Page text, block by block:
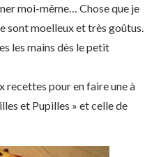
moi-même… Chose que je
sont moelleux et très goûtus.
les mains dès le petit
recettes pour en faire une à
et Pupilles » et celle de